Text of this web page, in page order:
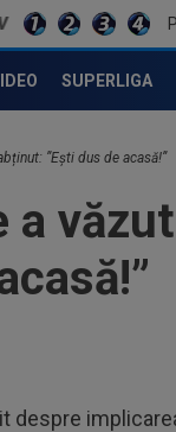
SUPERLIGA
”Ești dus de acasă!”
despre